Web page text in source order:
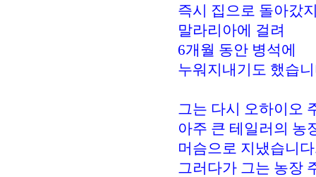
즉시 집으로 돌아갔
말라리아에 걸려
6개월 동안 병석에
누워지내기도 했습
그는 다시 오하이오
아주 큰 테일러의 농
머슴으로 지냈습니
그러다가 그는 농장